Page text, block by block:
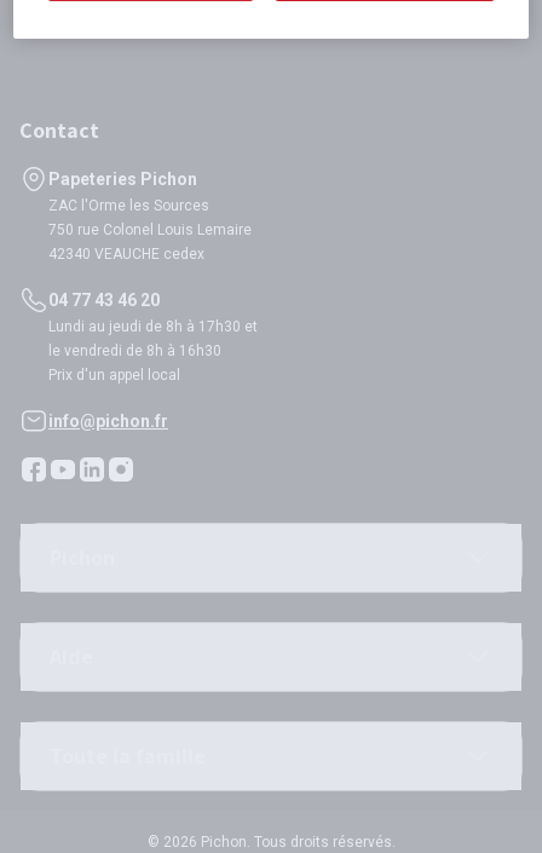
Contact
Papeteries Pichon
ZAC l'Orme les Sources
750 rue Colonel Louis Lemaire
42340 VEAUCHE cedex
04 77 43 46 20
Lundi au jeudi de 8h à 17h30 et
le vendredi de 8h à 16h30
Prix d'un appel local
info@pichon.fr
© 2026 Pichon. Tous droits réservés.